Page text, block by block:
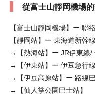
從富士山靜岡機場
【富士山靜岡機場】ー 聯
【靜岡站】ー 東海道新幹
→【熱海站】ー JR伊東線/
→【伊東站】ー 伊豆急行
→【伊豆高原站】ー 路線
→【仙人掌公園巴士站】